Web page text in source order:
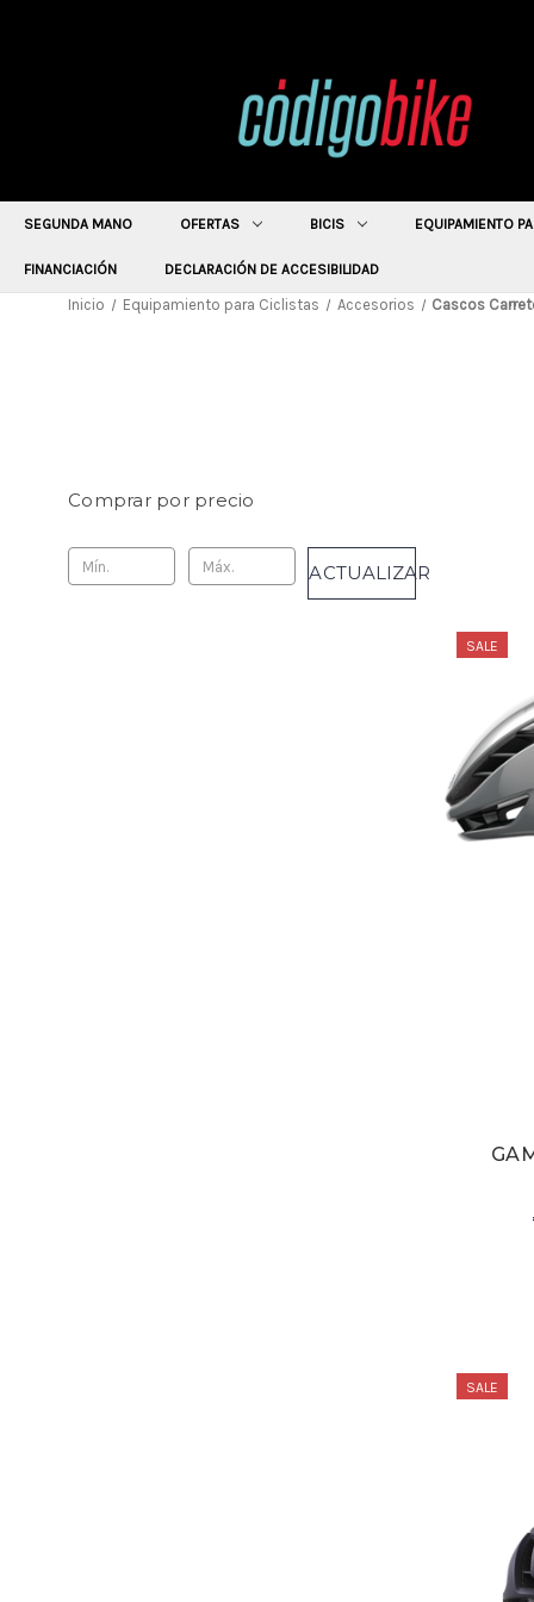
SEGUNDA MANO OFERTAS BICIS EQUIPAMIENTO
FINANCIACIÓN DECLARACIÓN DE ACCESIBILIDAD
Inicio Equipamiento para Ciclistas Accesorios Cascos
Comprar por precio
ACTUALIZAR
SALE
SALE